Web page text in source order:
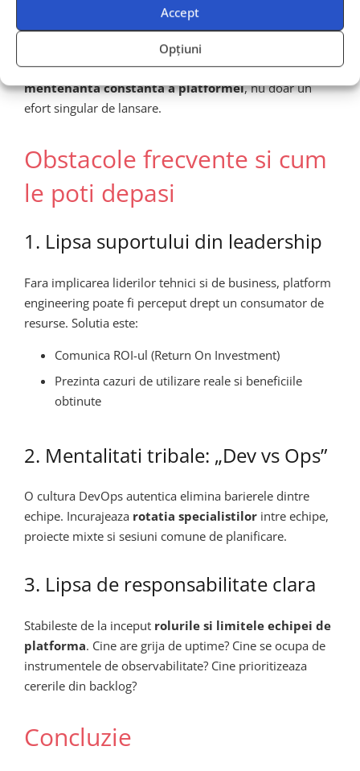
Accept
Opțiuni
Traininguri interne sau workshopuri hands-on
pentru echipele tehnice
De asemenea, cultura organizatiei trebuie sa sustina
mentenanta constanta a platformei, nu doar un
efort singular de lansare.
Obstacole frecvente si cum
le poti depasi
1. Lipsa suportului din leadership
Fara implicarea liderilor tehnici si de business, platform
engineering poate fi perceput drept un consumator de
resurse. Solutia este:
Comunica ROI-ul (Return On Investment)
Prezinta cazuri de utilizare reale si beneficiile
obtinute
2. Mentalitati tribale: „Dev vs Ops”
O cultura DevOps autentica elimina barierele dintre
echipe. Incurajeaza rotatia specialistilor intre echipe,
proiecte mixte si sesiuni comune de planificare.
3. Lipsa de responsabilitate clara
Stabileste de la inceput rolurile si limitele echipei de
platforma. Cine are grija de uptime? Cine se ocupa de
instrumentele de observabilitate? Cine prioritizeaza
cererile din backlog?
Concluzie